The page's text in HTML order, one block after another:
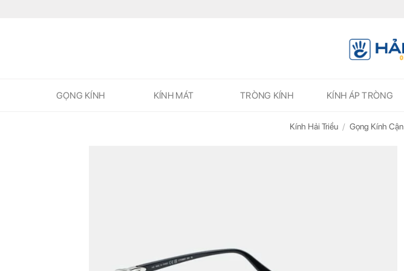
GỌNG KÍNH KÍNH MÁT TRÒNG KÍNH KÍNH ÁP TRÒNG
Kính Hải Triều / Gọng Kính Cận